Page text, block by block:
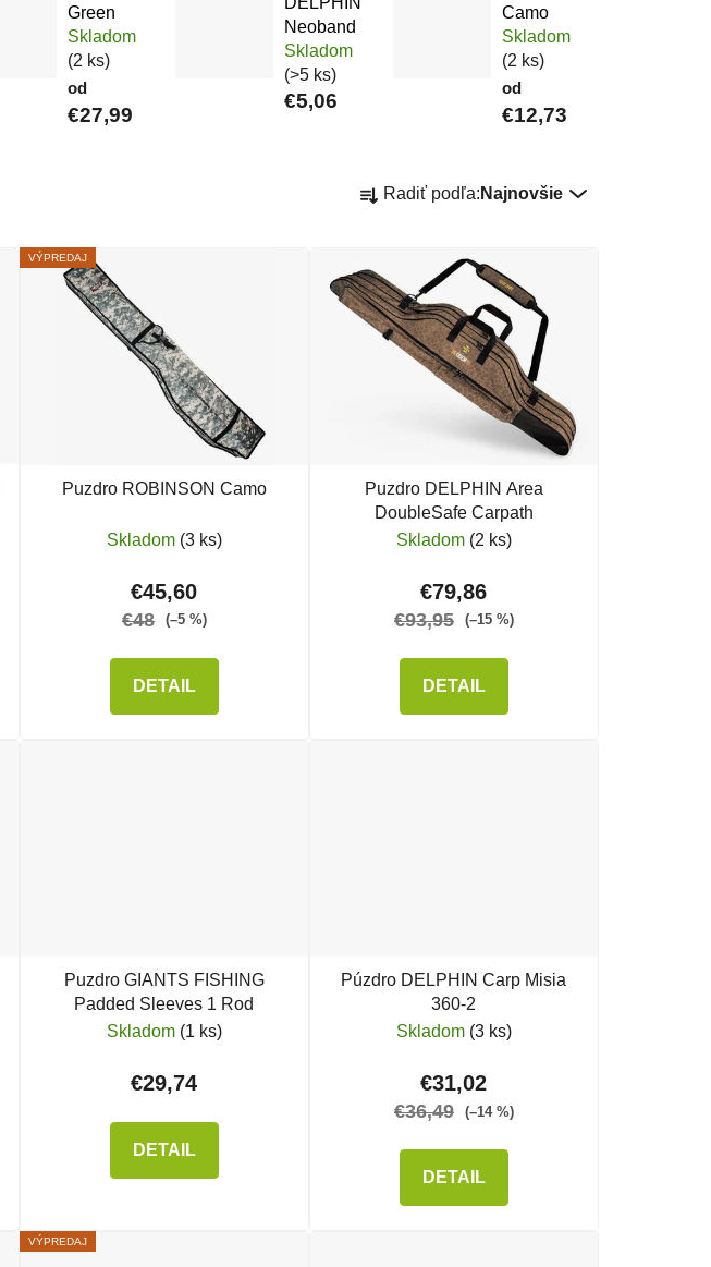
Green
Skladom
(2 ks)
od
€27,99
Neoband
Skladom
(>5 ks)
€5,06
Camo
Skladom
(2 ks)
od
€12,73
Radenie produktov
Radiť podľa: Najnovšie
VÝPREDAJ
Puzdro ROBINSON Camo
Skladom (3 ks)
€45,60
€48 (–5 %)
DETAIL
Puzdro DELPHIN Area
DoubleSafe Carpath
Skladom (2 ks)
€79,86
€93,95 (–15 %)
DETAIL
Puzdro GIANTS FISHING
Padded Sleeves 1 Rod
Skladom (1 ks)
€29,74
DETAIL
Púzdro DELPHIN Carp Misia
360-2
Skladom (3 ks)
€31,02
€36,49 (–14 %)
DETAIL
VÝPREDAJ